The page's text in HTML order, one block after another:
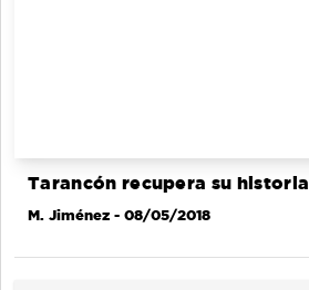
Tarancón recupera su historia
M. Jiménez - 08/05/2018